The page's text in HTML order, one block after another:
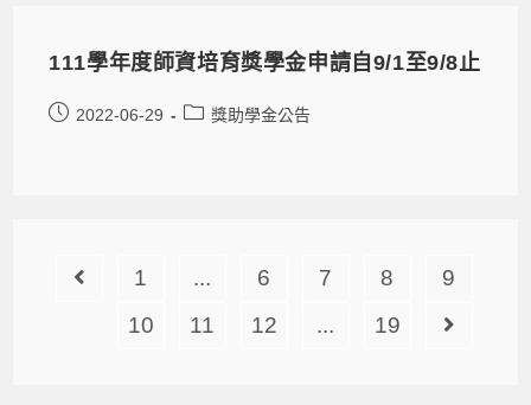
111學年度師資培育獎學金申請自9/1至9/8止
2022-06-29 獎助學金公告
1 ... 6 7 8
9
10
11 12 ... 19